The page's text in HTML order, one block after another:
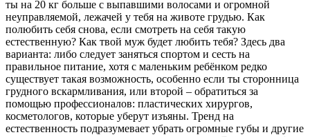
ты на 20 кг больше с выпавшими волосами и огромной
неуправляемой, лежачей у тебя на животе грудью. Как
полюбить себя снова, если смотреть на себя такую
естественную? Как твой муж будет любить тебя? Здесь два
варианта: либо следует заняться спортом и сесть на
правильное питание, хотя с маленьким ребёнком редко
существует такая возможность, особенно если ты сторонница
грудного вскармливания, или второй – обратиться за
помощью профессионалов: пластических хирургов,
косметологов, которые уберут изъяны. Тренд на
естественность подразумевает убрать огромные губы и другие